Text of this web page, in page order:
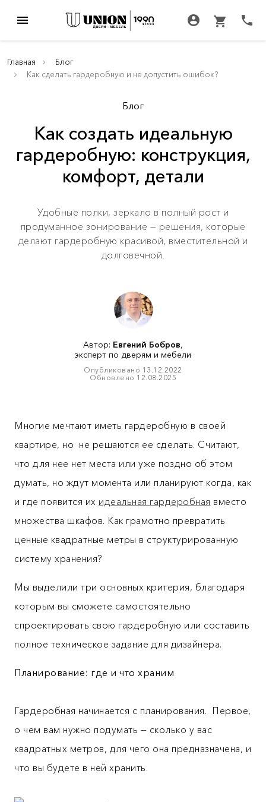
menu account_circle shopping_cart call
Главная
Блог
Как сделать гардеробную и не допустить ошибок?
Блог
Как создать идеальную
гардеробную: конструкция,
комфорт, детали
Удобные полки, зеркало в полный рост и
продуманное зонирование — решения, которые
делают гардеробную красивой, вместительной и
долговечной.
Автор: Евгений Бобров,
эксперт по дверям и мебели
Опубликовано 13.12.2022
Обновлено 12.08.2025
Многие мечтают иметь гардеробную в своей
квартире, но не решаются ее сделать. Считают,
что для нее нет места или уже поздно об этом
думать, но ждут момента или планируют когда, как
и где появится их идеальная гардеробная вместо
множества шкафов. Как грамотно превратить
ценные квадратные метры в структурированную
систему хранения?
Мы выделили три основных критерия, благодаря
которым вы сможете самостоятельно
спроектировать свою гардеробную или составить
полное техническое задание для дизайнера.
Планирование: где и что храним
Гардеробная начинается с планирования. Первое,
о чем вам нужно подумать — сколько у вас
квадратных метров, для чего она предназначена, и
что вы будете в ней хранить.